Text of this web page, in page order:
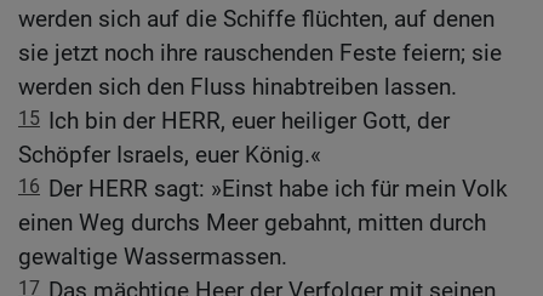
werden sich auf die Schiffe flüchten, auf denen
sie jetzt noch ihre rauschenden Feste feiern; sie
werden sich den Fluss hinabtreiben lassen.
15 Ich bin der HERR, euer heiliger Gott, der
Schöpfer Israels, euer König.«
16 Der HERR sagt: »Einst habe ich für mein Volk
einen Weg durchs Meer gebahnt, mitten durch
gewaltige Wassermassen.
17 Das mächtige Heer der Verfolger mit seinen